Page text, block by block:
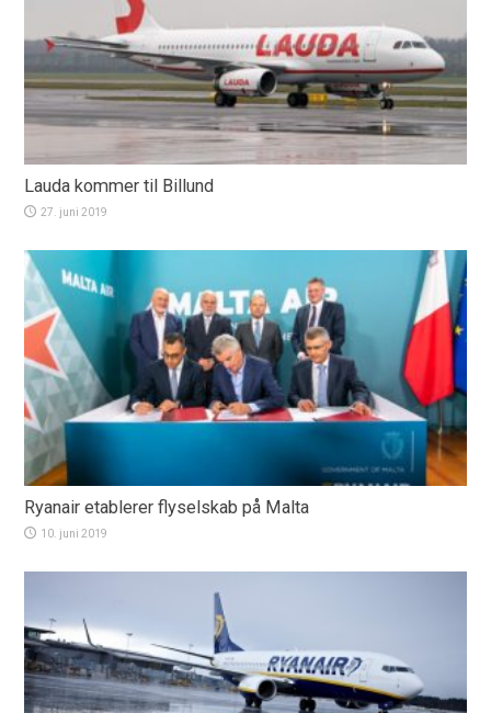
Lauda kommer til Billund
27. juni 2019
Ryanair etablerer flyselskab på Malta
10. juni 2019